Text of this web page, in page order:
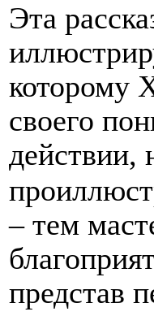
Эта
которому
своего
действии,
– тем
представ